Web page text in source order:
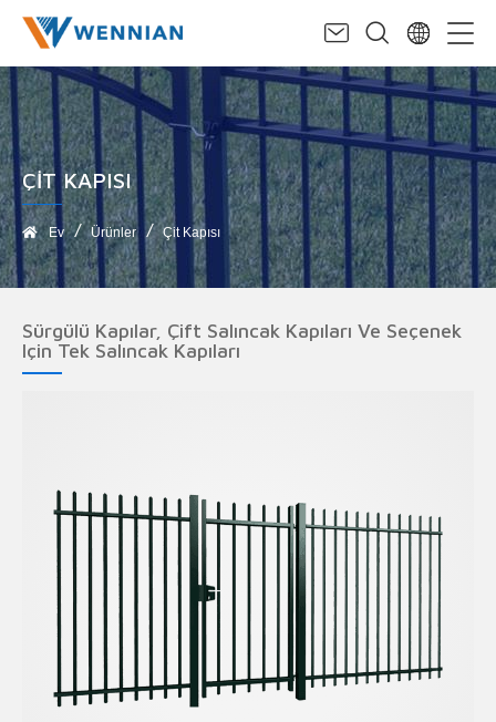
ÇIT KAPISI
Ev Ürünler Çit Kapısı
Sürgülü Kapılar, Çift Salıncak Kapıları Ve Seçenek
Için Tek Salıncak Kapıları